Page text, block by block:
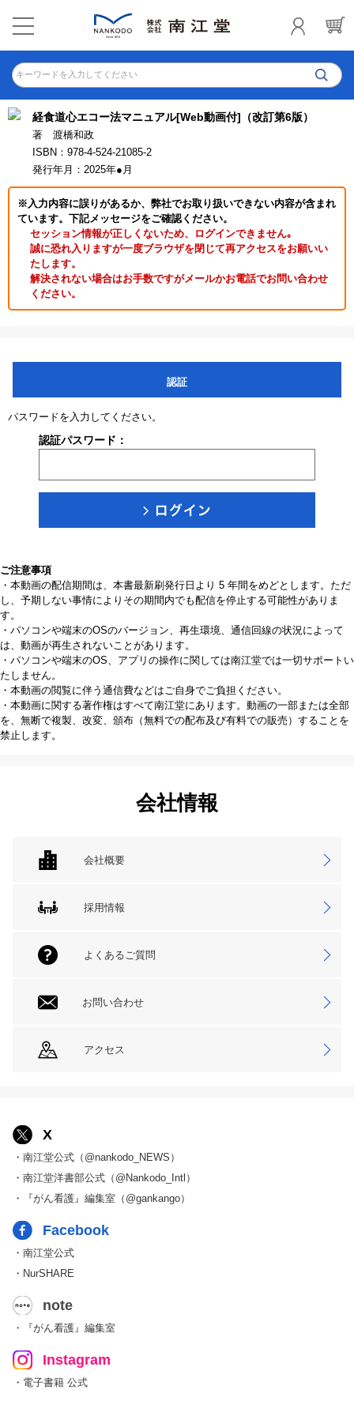
キーワードを入力してください
経食道心エコー法マニュアル[Web動画付]（改訂第6版）
著 渡橋和政
ISBN：978-4-524-21085-2
発行年月：2025年●月
※入力内容に誤りがあるか、弊社でお取り扱いできない内容が含まれ
ています。下記メッセージをご確認ください。
セッション情報が正しくないため、ログインできません｡
誠に恐れ入りますが一度ブラウザを閉じて再アクセスをお願いい
たします。
解決されない場合はお手数ですがメールかお電話でお問い合わせ
ください。
認証
パスワードを入力してください。
認証パスワード：
ご注意事項
・本動画の配信期間は、本書最新刷発行日より 5 年間をめどとします。ただ
し、予期しない事情によりその期間内でも配信を停止する可能性がありま
す。
・パソコンや端末のOSのバージョン、再生環境、通信回線の状況によって
は、動画が再生されないことがあります。
・パソコンや端末のOS、アプリの操作に関しては南江堂では一切サポートい
たしません。
・本動画の閲覧に伴う通信費などはご自身でご負担ください。
・本動画に関する著作権はすべて南江堂にあります。動画の一部または全部
を、無断で複製、改変、頒布（無料での配布及び有料での販売）することを
禁止します。
会社情報
会社概要
採用情報
よくあるご質問
お問い合わせ
アクセス
X
・南江堂公式（@nankodo_NEWS）
・南江堂洋書部公式（@Nankodo_Intl）
・『がん看護』編集室（@gankango）
Facebook
・南江堂公式
・NurSHARE
note
・『がん看護』編集室
Instagram
・電子書籍 公式